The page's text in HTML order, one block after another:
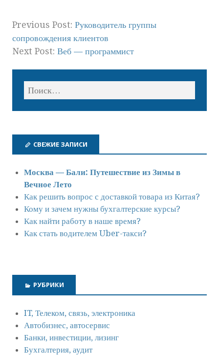
Previous Post: Руководитель группы
сопровождения клиентов
Next Post: Веб — программист
СВЕЖИЕ ЗАПИСИ
Москва — Бали: Путешествие из Зимы в
Вечное Лето
Как решить вопрос с доставкой товара из Китая?
Кому и зачем нужны бухгалтерские курсы?
Как найти работу в наше время?
Как стать водителем Uber-такси?
РУБРИКИ
IT, Телеком, связь, электроника
Автобизнес, автосервис
Банки, инвестиции, лизинг
Бухгалтерия, аудит